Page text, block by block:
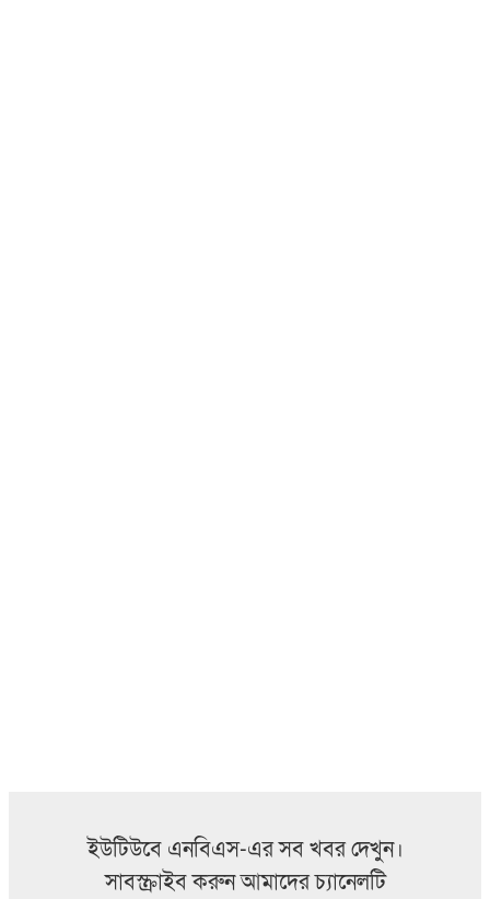
ইউটিউবে এনবিএস-এর সব খবর দেখুন।
সাবস্ক্রাইব করুন আমাদের চ্যানেলটি